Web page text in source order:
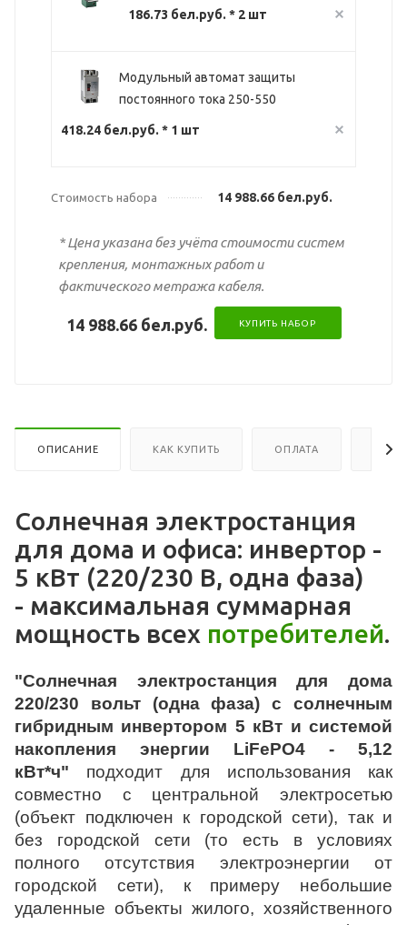
186.73 бел.руб. * 2 шт
Модульный автомат защиты
постоянного тока 250-550
418.24 бел.руб. * 1 шт
Стоимость набора 14 988.66 бел.руб.
* Цена указана без учёта стоимости систем
крепления, монтажных работ и
фактического метража кабеля.
14 988.66 бел.руб. КУПИТЬ НАБОР
ОПИСАНИЕ КАК КУПИТЬ ОПЛАТА
Солнечная электростанция
для дома и офиса: инвертор -
5 кВт (220/230 В, одна фаза)
- максимальная суммарная
мощность всех потребителей.
"Солнечная электростанция для дома
220/230 вольт (одна фаза) с солнечным
гибридным инвертором 5 кВт и системой
накопления энергии LiFePO4 - 5,12
кВт*ч" подходит для использования как
совместно с центральной электросетью
(объект подключен к городской сети), так и
без городской сети (то есть в условиях
полного отсутствия электроэнергии от
городской сети), к примеру небольшие
удаленные объекты жилого, хозяйственного